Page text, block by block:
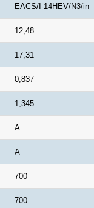
EACS/I-14HEV/N3/in
12,48
17,31
0,837
1,345
А
А
700
700